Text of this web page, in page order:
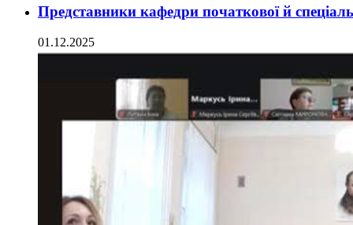
Представники кафедри початкової й
01.12.2025